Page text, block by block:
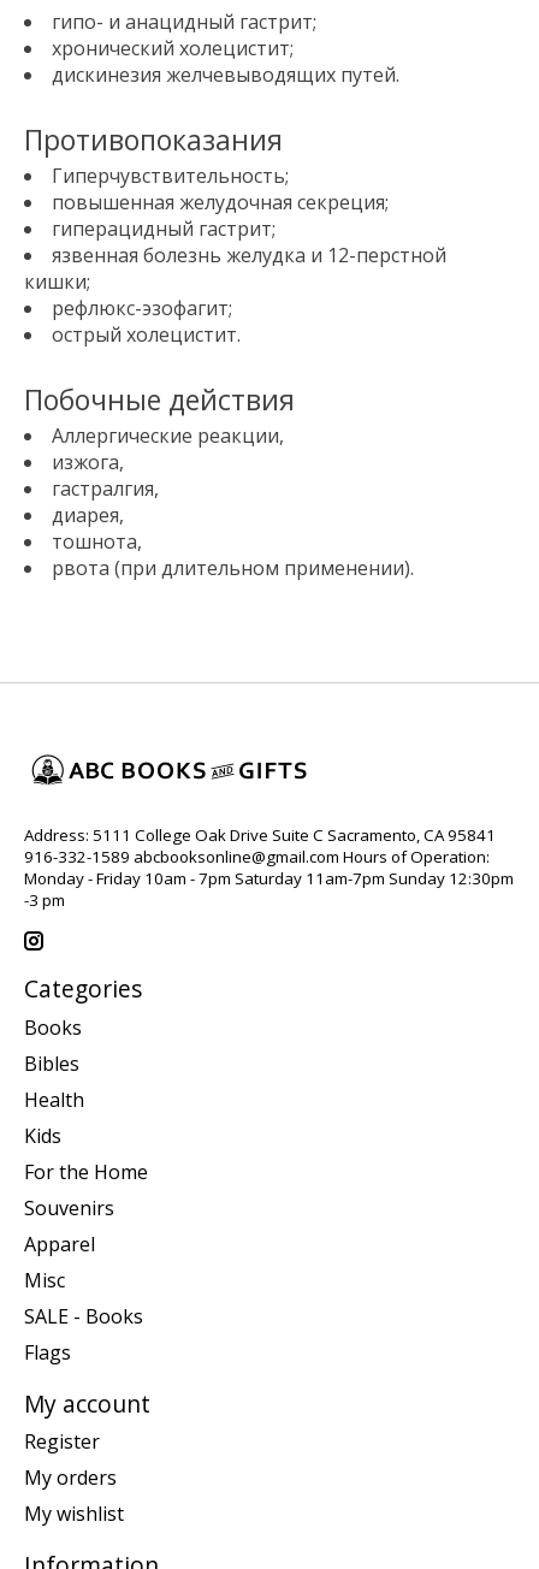
гипо- и анацидный гастрит;
хронический холецистит;
дискинезия желчевыводящих путей.
Противопоказания
Гиперчувствительность;
повышенная желудочная секреция;
гиперацидный гастрит;
язвенная болезнь желудка и 12-перстной
кишки;
рефлюкс-эзофагит;
острый холецистит.
Побочные действия
Аллергические реакции,
изжога,
гастралгия,
диарея,
тошнота,
рвота (при длительном применении).
Address: 5111 College Oak Drive Suite C Sacramento, CA 95841
916-332-1589 abcbooksonline@gmail.com Hours of Operation:
Monday - Friday 10am - 7pm Saturday 11am-7pm Sunday 12:30pm
-3 pm
Categories
Books
Bibles
Health
Kids
For the Home
Souvenirs
Apparel
Misc
SALE - Books
Flags
My account
Register
My orders
My wishlist